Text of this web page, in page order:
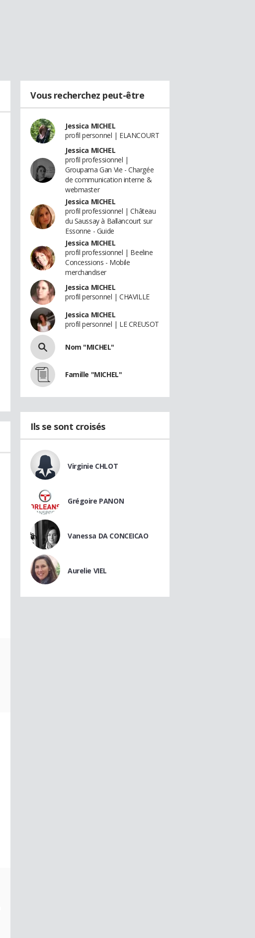
Vous recherchez peut-être
Jessica MICHEL
profil personnel | ELANCOURT
Jessica MICHEL
profil professionnel |
Groupama Gan Vie - Chargée
de communication interne &
webmaster
Jessica MICHEL
profil professionnel | Château
du Saussay à Ballancourt sur
Essonne - Guide
Jessica MICHEL
profil professionnel | Beeline
Concessions - Mobile
merchandiser
Jessica MICHEL
profil personnel | CHAVILLE
Jessica MICHEL
profil personnel | LE CREUSOT
Nom "MICHEL"
Famille "MICHEL"
Ils se sont croisés
Virginie CHLOT
Grégoire PANON
Vanessa DA CONCEICAO
Aurelie VIEL